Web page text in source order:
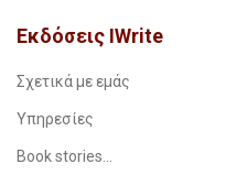
Εκδόσεις IWrite
Σχετικά με εμάς
Υπηρεσίες
Book stories…